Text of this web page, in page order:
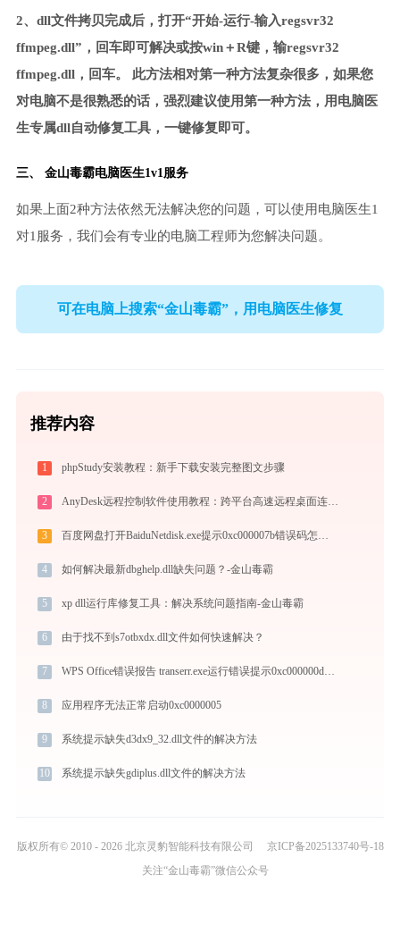
2、dll文件拷贝完成后，打开“开始-运行-输入regsvr32
ffmpeg.dll”，回车即可解决或按win＋R键，输regsvr32
ffmpeg.dll，回车。 此方法相对第一种方法复杂很多，如果您
对电脑不是很熟悉的话，强烈建议使用第一种方法，用电脑医
生专属dll自动修复工具，一键修复即可。
三、 金山毒霸电脑医生1v1服务
如果上面2种方法依然无法解决您的问题，可以使用电脑医生1
对1服务，我们会有专业的电脑工程师为您解决问题。
可在电脑上搜索“金山毒霸”，用电脑医生修复
推荐内容
1 phpStudy安装教程：新手下载安装完整图文步骤
2 AnyDesk远程控制软件使用教程：跨平台高速远程桌面连接完全指南
3 百度网盘打开BaiduNetdisk.exe提示0xc000007b错误码怎么办
4 如何解决最新dbghelp.dll缺失问题？-金山毒霸
5 xp dll运行库修复工具：解决系统问题指南-金山毒霸
6 由于找不到s7otbxdx.dll文件如何快速解决？
7 WPS Office错误报告 transerr.exe运行错误提示0xc000000d的解决办法
8 应用程序无法正常启动0xc0000005
9 系统提示缺失d3dx9_32.dll文件的解决方法
10 系统提示缺失gdiplus.dll文件的解决方法
版权所有© 2010 - 2026 北京灵豹智能科技有限公司
京ICP备2025133740号-18
关注“金山毒霸”微信公众号